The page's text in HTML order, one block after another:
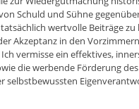
Schuld und Sühne
wertvolle Beiträge zu
Akzeptanz in den
vermisse ein effektives,
die werbende Förderung
selbstbewussten